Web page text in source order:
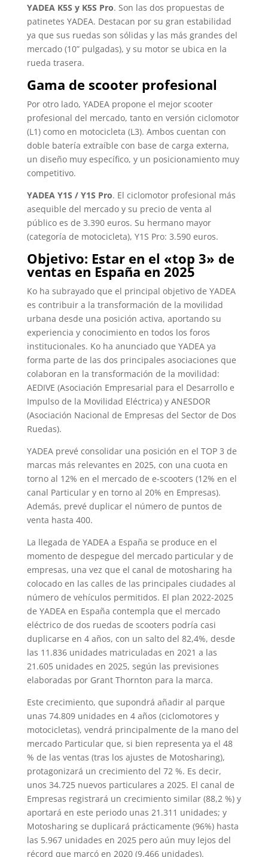
YADEA K5S y K5S Pro. Son las dos propuestas de
patinetes YADEA. Destacan por su gran estabilidad
ya que sus ruedas son sólidas y las más grandes del
mercado (10” pulgadas), y su motor se ubica en la
rueda trasera.
Gama de scooter profesional
Por otro lado, YADEA propone el mejor scooter
profesional del mercado, tanto en versión ciclomotor
(L1) como en motocicleta (L3). Ambos cuentan con
doble batería extraíble con base de carga externa,
un diseño muy específico, y un posicionamiento muy
competitivo.
YADEA Y1S / Y1S Pro. El ciclomotor profesional más
asequible del mercado y su precio de venta al
público es de 3.390 euros. Su hermano mayor
(categoría de motocicleta), Y1S Pro: 3.590 euros.
Objetivo: Estar en el «top 3» de
ventas en España en 2025
Ko ha subrayado que el principal objetivo de YADEA
es contribuir a la transformación de la movilidad
urbana desde una posición activa, aportando su
experiencia y conocimiento en todos los foros
institucionales. Ko ha anunciado que YADEA ya
forma parte de las dos principales asociaciones que
colaboran en la transformación de la movilidad:
AEDIVE (Asociación Empresarial para el Desarrollo e
Impulso de la Movilidad Eléctrica) y ANESDOR
(Asociación Nacional de Empresas del Sector de Dos
Ruedas).
YADEA prevé consolidar una posición en el TOP 3 de
marcas más relevantes en 2025, con una cuota en
torno al 12% en el mercado de e-scooters (12% en el
canal Particular y en torno al 20% en Empresas).
Además, prevé duplicar el número de puntos de
venta hasta 400.
La llegada de YADEA a España se produce en el
momento de despegue del mercado particular y de
empresas, una vez que el canal de motosharing ha
colocado en las calles de las principales ciudades al
número de vehículos permitidos. El plan 2022-2025
de YADEA en España contempla que el mercado
eléctrico de dos ruedas de scooters podría casi
duplicarse en 4 años, con un salto del 82,4%, desde
las 11.836 unidades matriculadas en 2021 a las
21.605 unidades en 2025, según las previsiones
elaboradas por Grant Thornton para la marca.
Este crecimiento, que supondrá añadir al parque
unas 74.809 unidades en 4 años (ciclomotores y
motocicletas), vendrá principalmente de la mano del
mercado Particular que, si bien representa ya el 48
% de las ventas (tras los ajustes de Motosharing),
protagonizará un crecimiento del 72 %. Es decir,
unos 34.725 nuevos particulares a 2025. El canal de
Empresas registrará un crecimiento similar (88,2 %) y
aportará en este periodo unas 21.311 unidades; y
Motosharing se duplicará prácticamente (96%) hasta
las 5.967 unidades en 2025 pero aún muy lejos del
récord que marcó en 2020 (9.466 unidades).